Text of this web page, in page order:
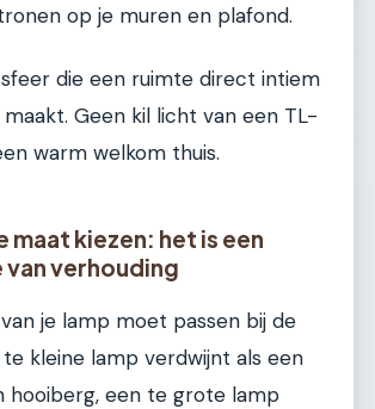
op je muren en plafond.
die een ruimte direct intiem
Geen kil licht van een TL-
warm welkom thuis.
maat kiezen: het is een
verhouding
je lamp moet passen bij de
kleine lamp verdwijnt als een
hooiberg, een te grote lamp